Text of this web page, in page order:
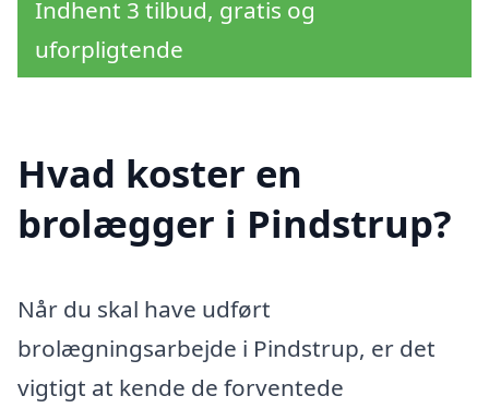
Indhent 3 tilbud, gratis og
uforpligtende
Hvad koster en
brolægger i Pindstrup?
Når du skal have udført
brolægningsarbejde i Pindstrup, er det
vigtigt at kende de forventede